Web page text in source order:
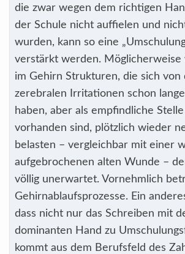
die zwar wegen dem richtigen
der Schule nicht auffielen und
wurden, kann so eine
verstärkt werden. Möglicherweise
im Gehirn Strukturen, die sich von
zerebralen Irritationen schon
haben, aber als empfindliche
vorhanden sind, plötzlich wieder
belasten – vergleichbar mit einer
aufgebrochenen alten Wunde –
völlig unerwartet. Vornehmlich
Gehirnablaufsprozesse. Ein
dass nicht nur das Schreiben mit
dominanten Hand zu
kommt aus dem Berufsfeld des